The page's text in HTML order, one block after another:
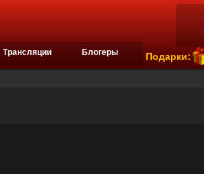
Подарки:
Трансляции Блогеры